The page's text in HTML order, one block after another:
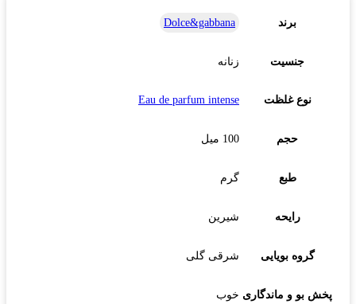
برند Dolce&gabbana
جنسیت زنانه
نوع غلظت Eau de parfum intense
حجم 100 میل
طبع گرم
رایحه شیرین
گروه بویایی شرقی گلی
پخش بو و ماندگاری خوب